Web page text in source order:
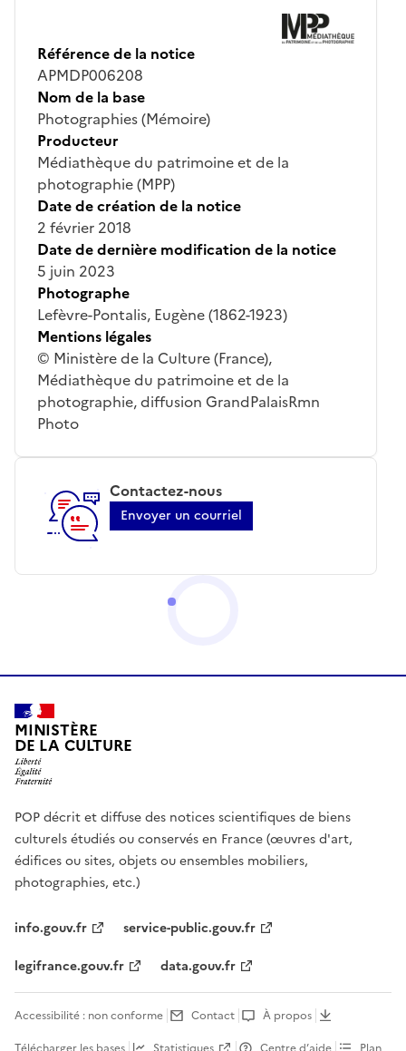
Référence de la notice
APMDP006208
Nom de la base
Photographies (Mémoire)
Producteur
Médiathèque du patrimoine et de la
photographie (MPP)
Date de création de la notice
2 février 2018
Date de dernière modification de la notice
5 juin 2023
Photographe
Lefèvre-Pontalis, Eugène (1862-1923)
Mentions légales
© Ministère de la Culture (France),
Médiathèque du patrimoine et de la
photographie, diffusion GrandPalaisRmn
Photo
Contactez-nous
Envoyer un courriel
MINISTÈRE
DE LA CULTURE
POP décrit et diffuse des notices scientifiques de biens
culturels étudiés ou conservés en France (œuvres d'art,
édifices ou sites, objets ou ensembles mobiliers,
photographies, etc.)
info.gouv.fr
service-public.gouv.fr
legifrance.gouv.fr
data.gouv.fr
Accessibilité : non conforme Contact
À propos